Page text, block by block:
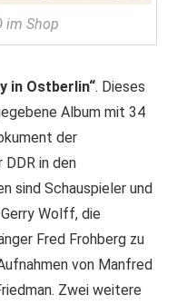
im Shop
in Ostberlin“. Dieses
Album mit 34
der
in den
sind Schauspieler und
Wolff, die
Fred Frohberg zu
von Manfred
Zwei weitere